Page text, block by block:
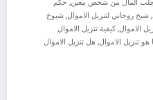
المال من شخص معين حكم
, شيخ روحاني لتنزيل الاموال, شيوخ
الاموال,كيفية تنزيل الاموال
هو تنزيل الاموال, هل تنزيل الاموال